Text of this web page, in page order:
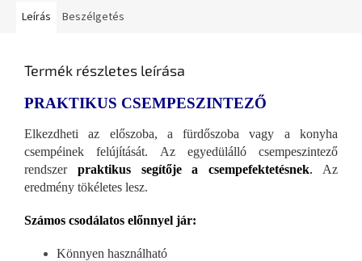
Leírás Beszélgetés
Termék részletes leírása
PRAKTIKUS CSEMPESZINTEZŐ
Elkezdheti az előszoba, a fürdőszoba vagy a konyha
csempéinek felújítását. Az egyedülálló csempeszintező
rendszer praktikus segítője a csempefektetésnek. Az
eredmény tökéletes lesz.
Számos csodálatos előnnyel jár:
Könnyen használható